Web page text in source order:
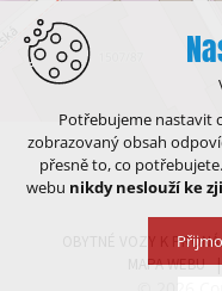
OBYTNÉ VOZY K
MAPA WEBU
Potřebujeme nastavit
zobrazovaný obsah
přesně to, co
webu nikdy neslouží ke